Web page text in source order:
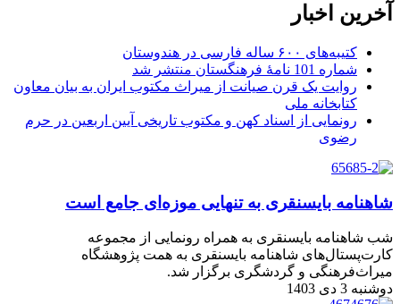
آخرین اخبار
کتیبه‌های ۶۰۰ ساله فارسی در هندوستان
شماره 101 نامۀ فرهنگستان منتشر شد
روایت یک قرن صیانت از میراث مکتوب ایران به بیان معاون
کتابخانه ملی
رونمایی از اسناد کهن و مکتوب تاریخی آیین اربعین در حرم
رضوی
شاهنامه بایسنقری به تنهایی موزه‌ای جامع است
شب شاهنامه بایسنقری به همراه رونمایی از مجموعه
کارت‌پستال‌های شاهنامه بایسنقری به همت پژوهشگاه
میراث‌فرهنگی و گردشگری برگزار شد.
دوشنبه 3 دی 1403